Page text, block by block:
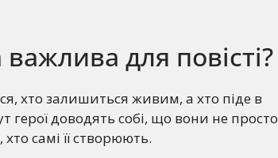
для повісті?
хто залишиться живим, а хто піде в
герої доводять собі, що вони не просто
самі її створюють.